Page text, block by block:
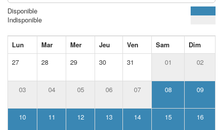
Disponible
Indisponible
Lun Mar Mer Jeu Ven Sam
Dim
27
28 29 30 31 01 02
03 04 05 06 07 08 09
10 11 12 13 14 15 16